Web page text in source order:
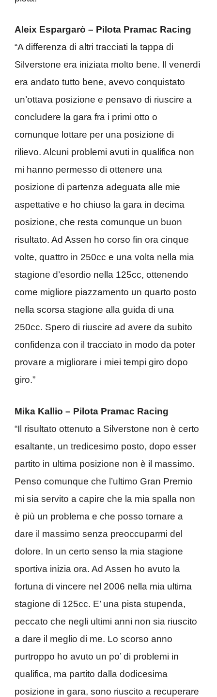
Aleix Espargarò – Pilota Pramac Racing
“A differenza di altri tracciati la tappa di
Silverstone era iniziata molto bene. Il venerdì
era andato tutto bene, avevo conquistato
un’ottava posizione e pensavo di riuscire a
concludere la gara fra i primi otto o
comunque lottare per una posizione di
rilievo. Alcuni problemi avuti in qualifica non
mi hanno permesso di ottenere una
posizione di partenza adeguata alle mie
aspettative e ho chiuso la gara in decima
posizione, che resta comunque un buon
risultato. Ad Assen ho corso fin ora cinque
volte, quattro in 250cc e una volta nella mia
stagione d’esordio nella 125cc, ottenendo
come migliore piazzamento un quarto posto
nella scorsa stagione alla guida di una
250cc. Spero di riuscire ad avere da subito
confidenza con il tracciato in modo da poter
provare a migliorare i miei tempi giro dopo
giro.”
Mika Kallio – Pilota Pramac Racing
“Il risultato ottenuto a Silverstone non è certo
esaltante, un tredicesimo posto, dopo esser
partito in ultima posizione non è il massimo.
Penso comunque che l’ultimo Gran Premio
mi sia servito a capire che la mia spalla non
è più un problema e che posso tornare a
dare il massimo senza preoccuparmi del
dolore. In un certo senso la mia stagione
sportiva inizia ora. Ad Assen ho avuto la
fortuna di vincere nel 2006 nella mia ultima
stagione di 125cc. E’ una pista stupenda,
peccato che negli ultimi anni non sia riuscito
a dare il meglio di me. Lo scorso anno
purtroppo ho avuto un po’ di problemi in
qualifica, ma partito dalla dodicesima
posizione in gara, sono riuscito a recuperare